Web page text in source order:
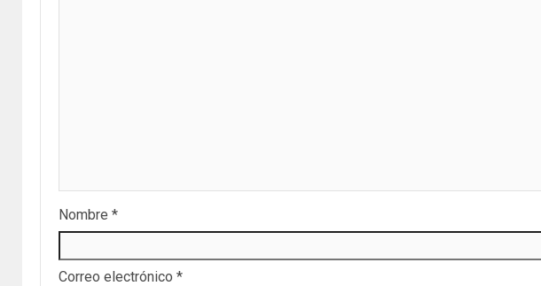
Nombre *
Correo electrónico *